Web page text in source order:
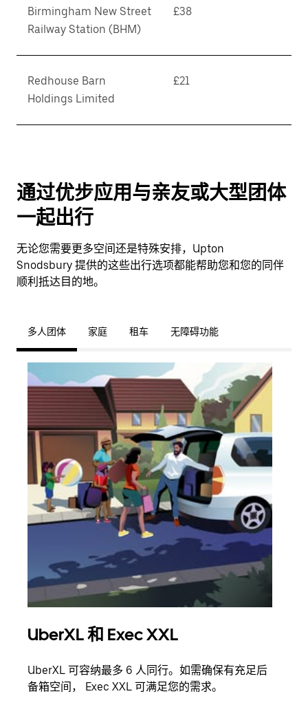
Birmingham New Street
Railway Station (BHM)
£38
Redhouse Barn
Holdings Limited
£21
通过优步应用与亲友或大型团体
一起出行
无论您需要更多空间还是特殊安排，Upton
Snodsbury 提供的这些出行选项都能帮助您和您的同伴
顺利抵达目的地。
多人团体 家庭 租车 无障碍功能
UberXL 和 Exec XXL
UberXL 可容纳最多 6 人同行。如需确保有充足后
备箱空间， Exec XXL 可满足您的需求。